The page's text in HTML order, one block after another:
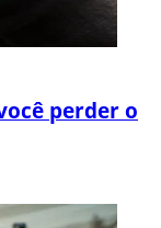
perder o